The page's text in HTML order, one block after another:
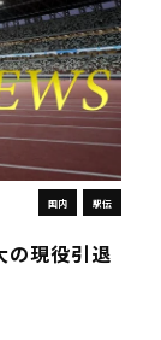
国内 駅伝
の現役引退